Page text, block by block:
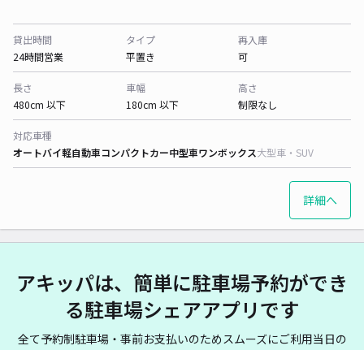
貸出時間
24時間営業
タイプ
平置き
再入庫
可
長さ
480cm 以下
車幅
180cm 以下
高さ
制限なし
対応車種
オートバイ軽自動車コンパクトカー中型車ワンボックス大型車・SUV
詳細へ
アキッパは、簡単に駐車場予約ができ
る駐車場シェアアプリです
全て予約制駐車場・事前お支払いのためスムーズにご利用当日の